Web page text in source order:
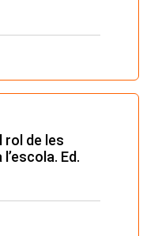
rol de les
Ed.